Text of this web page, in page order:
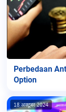
Perbedaan
Option
18 अक्टूबर 2024